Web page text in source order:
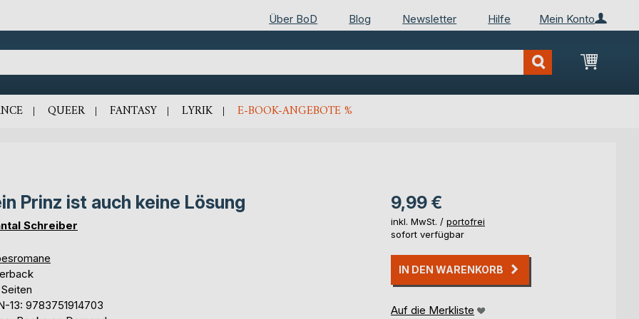
Mein Konto
Über BoD Blog Newsletter Hilfe
Mein
QUEER FANTASY LYRIK E-BOOK-ANGEBOTE %
Prinz ist auch keine Lösung
Schreiber
13: 9783751914703
9,99 €
inkl. MwSt. / portofrei
sofort verfügbar
IN DEN WARENKORB
Auf die Merkliste